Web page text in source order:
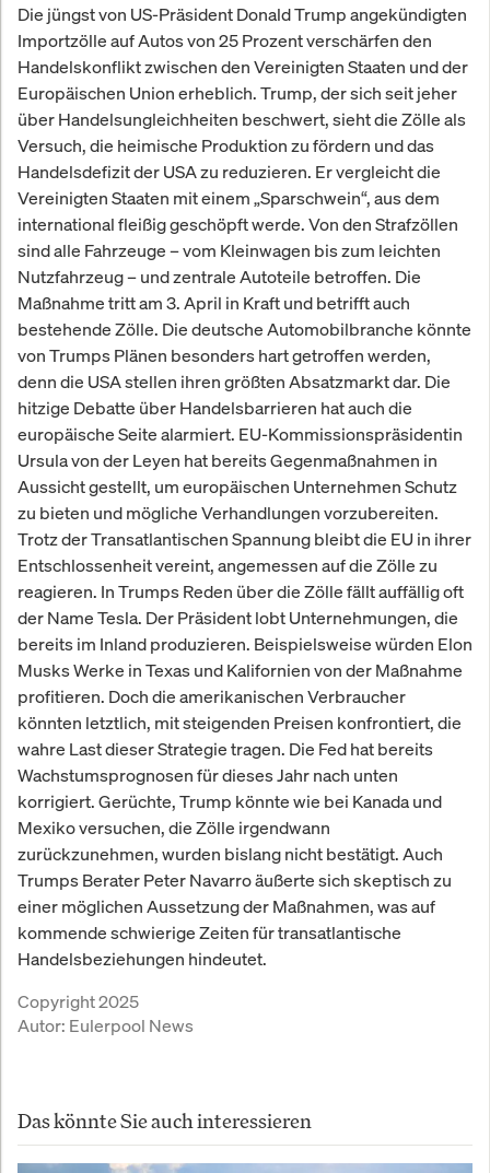
Die jüngst von US-Präsident Donald Trump angekündigten
Importzölle auf Autos von 25 Prozent verschärfen den
Handelskonflikt zwischen den Vereinigten Staaten und der
Europäischen Union erheblich. Trump, der sich seit jeher
über Handelsungleichheiten beschwert, sieht die Zölle als
Versuch, die heimische Produktion zu fördern und das
Handelsdefizit der USA zu reduzieren. Er vergleicht die
Vereinigten Staaten mit einem „Sparschwein“, aus dem
international fleißig geschöpft werde. Von den Strafzöllen
sind alle Fahrzeuge – vom Kleinwagen bis zum leichten
Nutzfahrzeug – und zentrale Autoteile betroffen. Die
Maßnahme tritt am 3. April in Kraft und betrifft auch
bestehende Zölle. Die deutsche Automobilbranche könnte
von Trumps Plänen besonders hart getroffen werden,
denn die USA stellen ihren größten Absatzmarkt dar. Die
hitzige Debatte über Handelsbarrieren hat auch die
europäische Seite alarmiert. EU-Kommissionspräsidentin
Ursula von der Leyen hat bereits Gegenmaßnahmen in
Aussicht gestellt, um europäischen Unternehmen Schutz
zu bieten und mögliche Verhandlungen vorzubereiten.
Trotz der Transatlantischen Spannung bleibt die EU in ihrer
Entschlossenheit vereint, angemessen auf die Zölle zu
reagieren. In Trumps Reden über die Zölle fällt auffällig oft
der Name Tesla. Der Präsident lobt Unternehmungen, die
bereits im Inland produzieren. Beispielsweise würden Elon
Musks Werke in Texas und Kalifornien von der Maßnahme
profitieren. Doch die amerikanischen Verbraucher
könnten letztlich, mit steigenden Preisen konfrontiert, die
wahre Last dieser Strategie tragen. Die Fed hat bereits
Wachstumsprognosen für dieses Jahr nach unten
korrigiert. Gerüchte, Trump könnte wie bei Kanada und
Mexiko versuchen, die Zölle irgendwann
zurückzunehmen, wurden bislang nicht bestätigt. Auch
Trumps Berater Peter Navarro äußerte sich skeptisch zu
einer möglichen Aussetzung der Maßnahmen, was auf
kommende schwierige Zeiten für transatlantische
Handelsbeziehungen hindeutet.
Copyright 2025
Autor: Eulerpool News
Das könnte Sie auch interessieren